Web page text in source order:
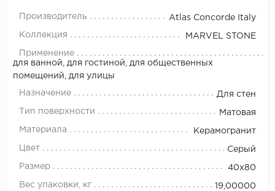
Производитель Atlas Concorde Italy
Коллекция MARVEL STONE
Применение
для ванной, для гостиной, для общественных
помещений, для улицы
Назначение Для стен
Тип поверхности Матовая
Материала Керамогранит
Цвет Серый
Размер 40x80
Вес упаковки, кг 19,00000